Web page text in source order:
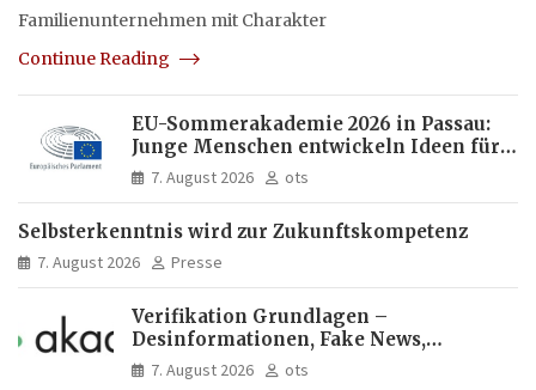
Familienunternehmen mit Charakter
Continue Reading
EU-Sommerakademie 2026 in Passau:
Junge Menschen entwickeln Ideen für
Europas Zukunft
7. August 2026 ots
Selbsterkenntnis wird zur Zukunftskompetenz
7. August 2026 Presse
Verifikation Grundlagen –
Desinformationen, Fake News,
manipulierte Inhalte | dpa-Akademie
7. August 2026 ots